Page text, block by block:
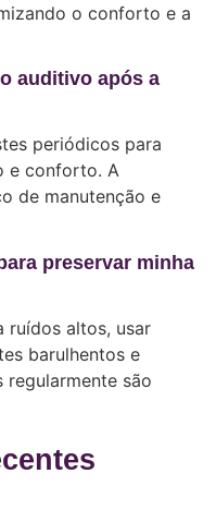
o conforto e a
auditivo após a
periódicos para
e conforto. A
de manutenção e
preservar minha
ruídos altos, usar
barulhentos e
regularmente são